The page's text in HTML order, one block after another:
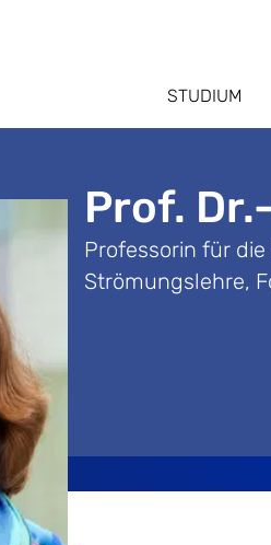
STUDIUM
Prof.
Professorin für
Strömungslehre,